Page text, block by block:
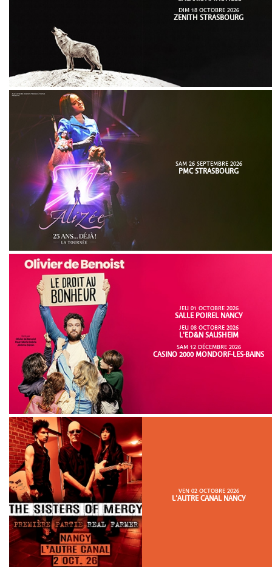
DIM 18 OCTOBRE 2026
ZENITH STRASBOURG
SAM 26 SEPTEMBRE 2026
PMC STRASBOURG
JEU 01 OCTOBRE 2026
SALLE POIREL NANCY
JEU 08 OCTOBRE 2026
L'ED&N SAUSHEIM
SAM 12 DÉCEMBRE 2026
CASINO 2000 MONDORF-LES-BAINS
VEN 02 OCTOBRE 2026
L'AUTRE CANAL NANCY